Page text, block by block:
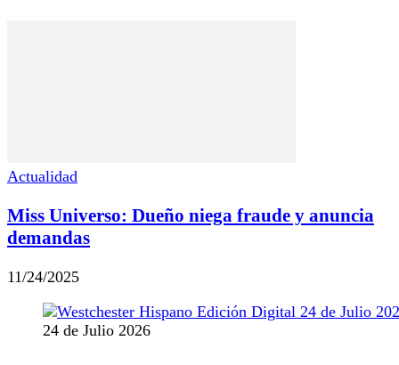
Actualidad
Miss Universo: Dueño niega fraude y anuncia
demandas
11/24/2025
24 de Julio 2026